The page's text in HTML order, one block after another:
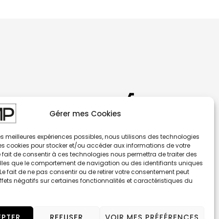
Gérer mes Cookies
meilleures expériences possibles, nous utilisons des technologies
cookies pour stocker et/ou accéder aux informations de votre
fait de consentir à ces technologies nous permettra de traiter des
que le comportement de navigation ou des identifiants uniques
fait de ne pas consentir ou de retirer votre consentement peut
négatifs sur certaines fonctionnalités et caractéristiques du
AMP - BRAKING COMPONENTS
© 2026 RIDESIGN SAS - Tous Droits Réservés